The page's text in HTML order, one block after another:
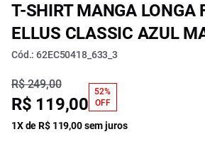
T-SHIRT MANGA LONGA
ELLUS CLASSIC AZUL
Cód.: 62EC50418_633_3
R$ 249,00
R$ 119,00
52%
OFF
1X de R$ 119,00 sem juros